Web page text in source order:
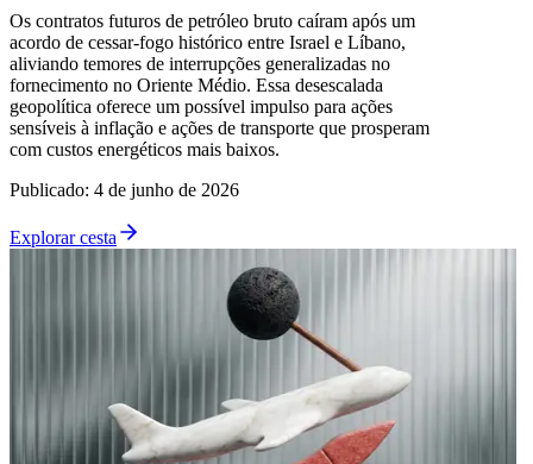
Os contratos futuros de petróleo bruto caíram após um
acordo de cessar-fogo histórico entre Israel e Líbano,
aliviando temores de interrupções generalizadas no
fornecimento no Oriente Médio. Essa desescalada
geopolítica oferece um possível impulso para ações
sensíveis à inflação e ações de transporte que prosperam
com custos energéticos mais baixos.
Publicado: 4 de junho de 2026
Explorar cesta